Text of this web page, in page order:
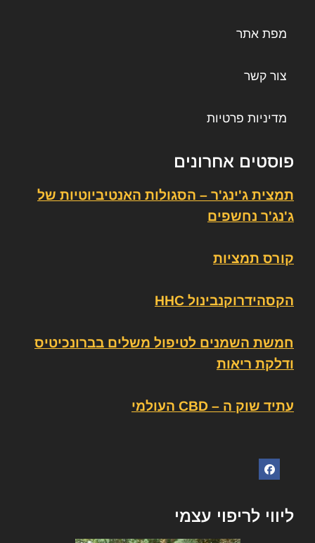
מפת אתר
צור קשר
מדיניות פרטיות
פוסטים אחרונים
תמצית ג'ינג'ר – הסגולות האנטיביוטיות של
ג'נג'ר נחשפים
קורס תמציות
הקסהידרוקנבינול HHC
חמשת השמנים לטיפול משלים בברונכיטיס
ודלקת ריאות
עתיד שוק ה – CBD העולמי
ליווי לריפוי עצמי